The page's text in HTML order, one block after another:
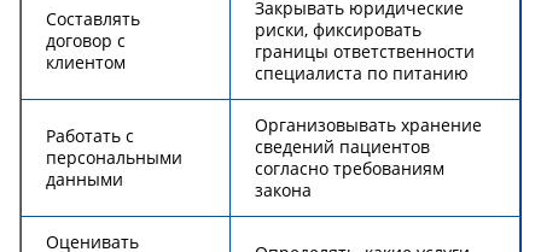
Составлять
договор с
клиентом
Закрывать юридические
риски, фиксировать
границы ответственности
специалиста по питанию
Работать с
персональными
данными
Организовывать хранение
сведений пациентов
согласно требованиям
закона
Оценивать